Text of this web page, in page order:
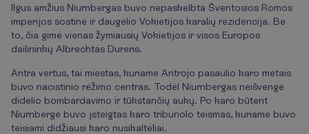
Ilgus amžius Niurnbergas buvo nepaskelbta Šventosios Romos
imperijos sostinė ir daugelio Vokietijos karalių rezidencija. Be
to, čia gimė vienas žymiausių Vokietijos ir visos Europos
dailininkų Albrechtas Dureris.
Antra vertus, tai miestas, kuriame Antrojo pasaulio karo metais
buvo nacistinio rėžimo centras. Todėl Niurnbergas neišvengė
didelio bombardavimo ir tūkstančių aukų. Po karo būtent
Niurnberge buvo įsteigtas karo tribunolo teismas, kuriame buvo
teisiami didžiausi karo nusikaltėliai.